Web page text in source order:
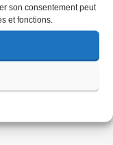
son consentement peut
et fonctions.